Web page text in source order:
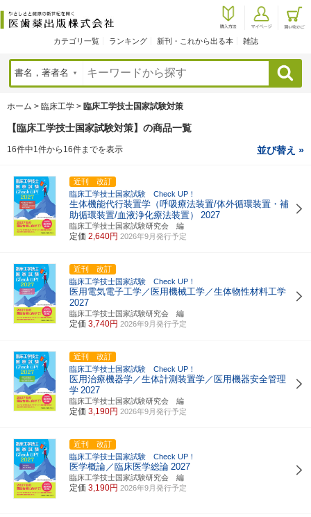
カテゴリ一覧 ランキング 新刊・これから出る本 雑誌
検索
ホーム > 臨床工学 > 臨床工学技士国家試験対策
【臨床工学技士国家試験対策】の商品一覧
16件中1件から16件までを表示 並び替え »
近刊 改訂
臨床工学技士国家試験 Check UP！
生体機能代行装置学（呼吸療法装置/体外循環装置・補
助循環装置/血液浄化療法装置）
2027
臨床工学技士国家試験研究会 編
定価 2,640円 2026年9月発行予定
近刊 改訂
臨床工学技士国家試験 Check UP！
医用電気電子工学／医用機械工学／生体物性材料工学
2027
臨床工学技士国家試験研究会 編
定価 3,740円 2026年9月発行予定
近刊 改訂
臨床工学技士国家試験 Check UP！
医用治療機器学／生体計測装置学／医用機器安全管理
学 2027
臨床工学技士国家試験研究会 編
定価 3,190円 2026年9月発行予定
近刊 改訂
臨床工学技士国家試験 Check UP！
医学概論／臨床医学総論 2027
臨床工学技士国家試験研究会 編
定価 3,190円 2026年9月発行予定